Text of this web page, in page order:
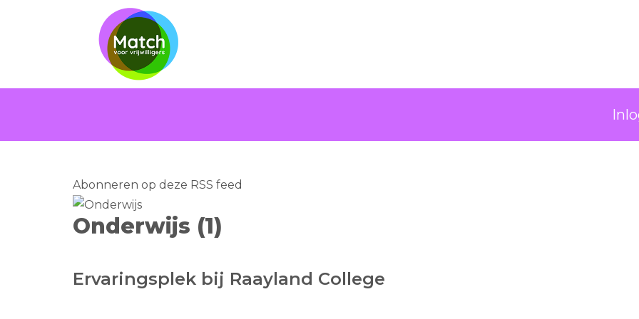
Abonneren op deze RSS feed
Onderwijs (1)
Ervaringsplek bij Raayland College